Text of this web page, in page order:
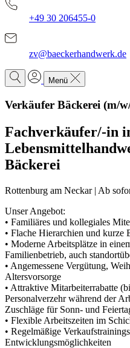
+49 30 206455-0
zv@baeckerhandwerk.de
Menü
Verkäufer Bäckerei (m/
Fachverkäufer/-in
Bäckerei
Rottenburg am Neckar | Ab
Unser Angebot:
• Familiäres und kollegiales
• Flache Hierarchien und kurze
• Moderne Arbeitsplätze in
Familienbetrieb, auch
• Angemessene Vergütung,
Altersvorsorge
• Attraktive Mitarbeiterrabatte
Personalverzehr während der
Zuschläge für Sonn- und
• Flexible Arbeitszeiten im
• Regelmäßige
Entwicklungsmöglichkeiten